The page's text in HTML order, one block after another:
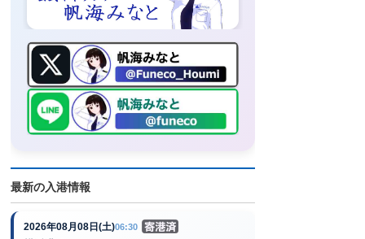
最新の入港情報
2026年08月08日(土)06:30